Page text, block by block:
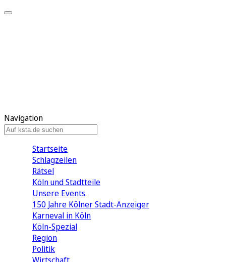
Navigation
Startseite
Schlagzeilen
Rätsel
Köln und Stadtteile
Unsere Events
150 Jahre Kölner Stadt-Anzeiger
Karneval in Köln
Köln-Spezial
Region
Politik